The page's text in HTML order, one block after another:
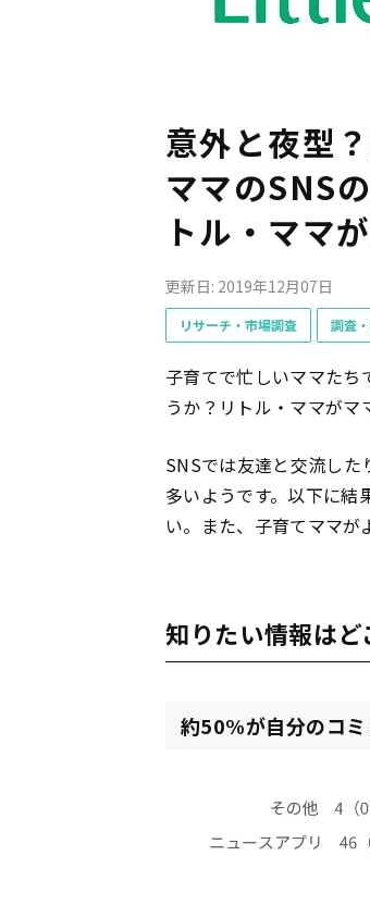
意外と夜型
ママのSNS
トル・ママ
更新日: 2019年12月07日
リサーチ・市場調査 調査
子育てで忙しいママたち
うか？リトル・ママがマ
SNSでは友達と交流した
多いようです。以下に結
い。また、子育てママが
知りたい情報はど
約50%が自分のコ